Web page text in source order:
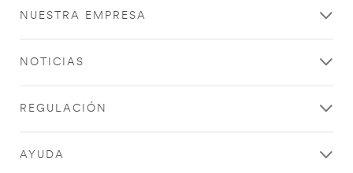
NUESTRA EMPRESA
NOTICIAS
REGULACIÓN
AYUDA